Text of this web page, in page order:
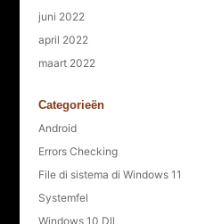
juni 2022
april 2022
maart 2022
Categorieën
Android
Errors Checking
File di sistema di Windows 11
Systemfel
Windows 10 Dll